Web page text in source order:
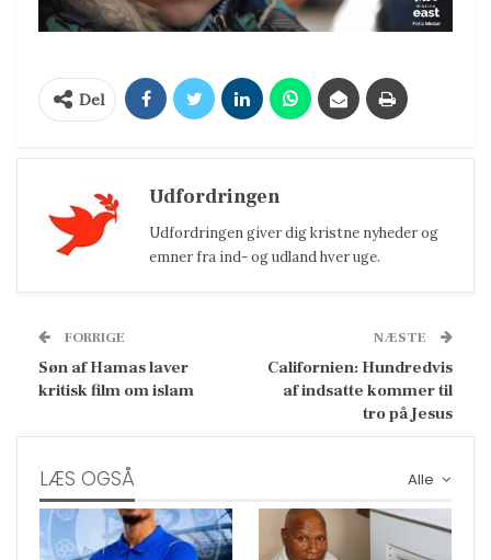
Del
Udfordringen
Udfordringen giver dig kristne nyheder og
emner fra ind- og udland hver uge.
FORRIGE
Søn af Hamas laver
kritisk film om islam
NÆSTE
Californien: Hundredvis
af indsatte kommer til
tro på Jesus
Alle
LÆS OGSÅ